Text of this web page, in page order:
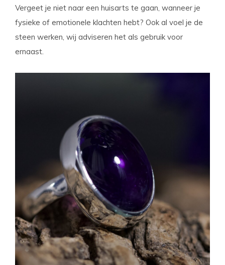
Vergeet je niet naar een huisarts te gaan, wanneer je
fysieke of emotionele klachten hebt? Ook al voel je de
steen werken, wij adviseren het als gebruik voor
ernaast.